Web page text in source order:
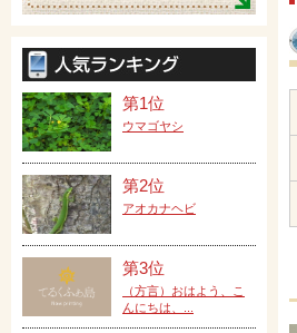
第1位
ウマゴヤシ
第2位
アオカナヘビ
第3位
（方言）おはよう、こ
んにちは、...